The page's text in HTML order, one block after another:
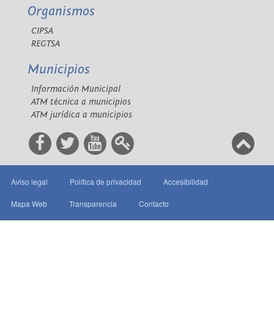
Organismos
CIPSA
REGTSA
Municipios
Información Municipal
ATM técnica a municipios
ATM jurídica a municipios
Aviso legal Política de privacidad Accesibilidad
Mapa Web Transparencia Contacto